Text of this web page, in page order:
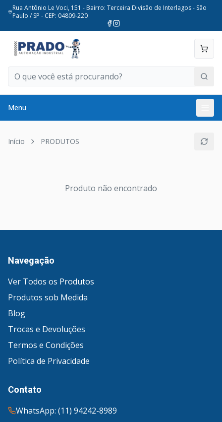
Rua Antônio Le Voci, 151 - Bairro: Terceira Divisão de Interlagos - São
Paulo / SP - CEP: 04809-220
Menu
Início PRODUTOS
Produto não encontrado
Navegação
Ver Todos os Produtos
Produtos sob Medida
Blog
Trocas e Devoluções
Termos e Condições
Política de Privacidade
Contato
WhatsApp: (11) 94242-8989